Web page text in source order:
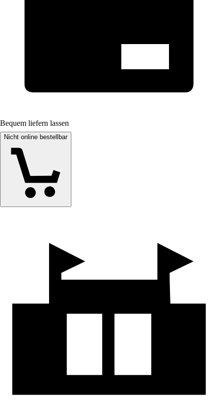
Bequem liefern lassen
Nicht online bestellbar